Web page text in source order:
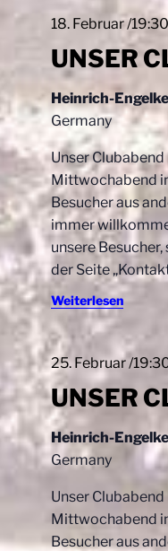
UNSER
18. Februar /19:30
Heinrich-
Germany
Unser
Mittwochabend
Besucher aus
immer
unsere
der Seite
Weiterlesen
UNSER
25. Februar /
Heinrich-
Germany
Unser
Mittwochabend
Besucher aus